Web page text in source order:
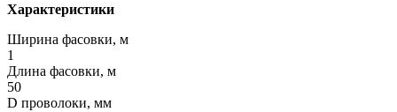
Характеристики
Ширина фасовки, м
1
Длина фасовки, м
50
D проволоки, мм